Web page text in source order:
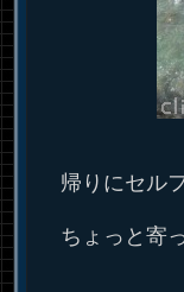
帰りにセル
ちょっと寄